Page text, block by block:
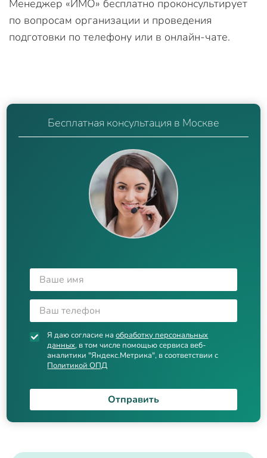
Менеджер «ИМО» бесплатно проконсультирует
по вопросам организации и проведения
подготовки по телефону или в онлайн-чате.
Бесплатная консультация в Москве
Я даю согласие наобработку персональных
данных, в том числе помощью сервиса веб-
аналитики "Яндекс.Метрика", в соответствии с
Политикой ОПД
Отправить